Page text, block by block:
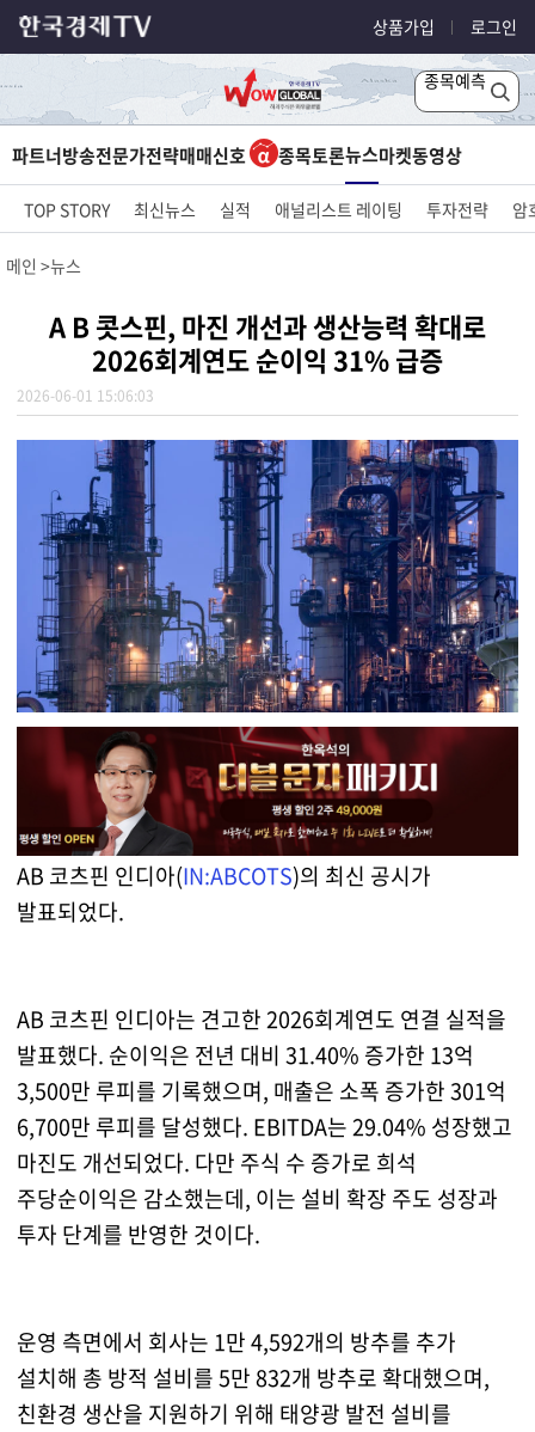
상품가입 로그인
종목예측
파트너방송전문가전략매매신호 종목토론뉴스마켓동영상
TOP STORY 최신뉴스 실적 애널리스트 레이팅 투자전략 암
메인 뉴스
A B 콧스핀, 마진 개선과 생산능력 확대로
2026회계연도 순이익 31% 급증
2026-06-01 15:06:03
AB 코츠핀 인디아(IN:ABCOTS)의 최신 공시가
발표되었다.
AB 코츠핀 인디아는 견고한 2026회계연도 연결 실적을
발표했다. 순이익은 전년 대비 31.40% 증가한 13억
3,500만 루피를 기록했으며, 매출은 소폭 증가한 301억
6,700만 루피를 달성했다. EBITDA는 29.04% 성장했고
마진도 개선되었다. 다만 주식 수 증가로 희석
주당순이익은 감소했는데, 이는 설비 확장 주도 성장과
투자 단계를 반영한 것이다.
운영 측면에서 회사는 1만 4,592개의 방추를 추가
설치해 총 방적 설비를 5만 832개 방추로 확대했으며,
친환경 생산을 지원하기 위해 태양광 발전 설비를